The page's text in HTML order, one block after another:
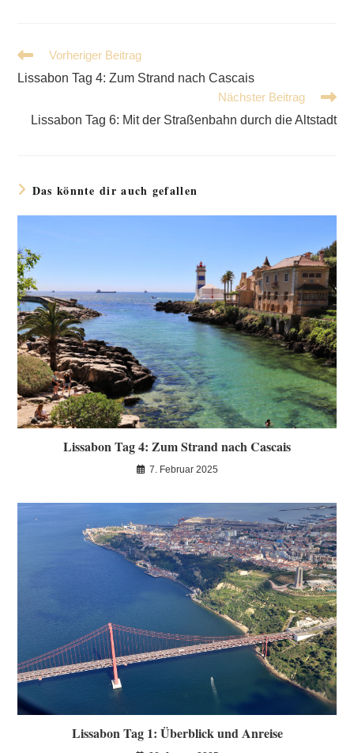
Weitere
Artikel
ansehen
Vorheriger Beitrag
Lissabon Tag 4: Zum Strand nach Cascais
Nächster Beitrag
Lissabon Tag 6: Mit der Straßenbahn durch die Altstadt
Das könnte dir auch gefallen
Lissabon Tag 4: Zum Strand nach Cascais
7. Februar 2025
Lissabon Tag 1: Überblick und Anreise